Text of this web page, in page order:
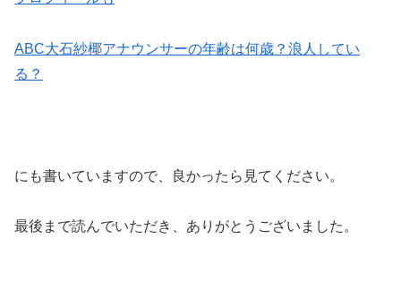
ABC大石紗椰アナウンサーの年齢は何歳？浪人してい
る？
にも書いていますので、良かったら見てください。
最後まで読んでいただき、ありがとうございました。